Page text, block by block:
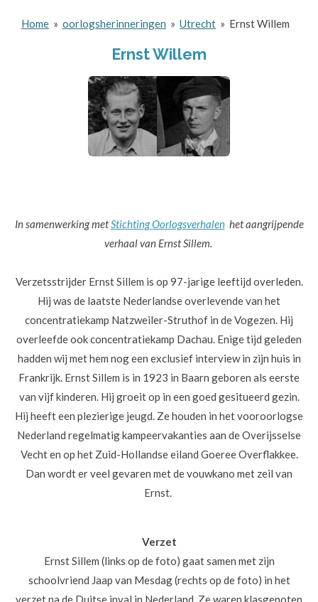
Home » oorlogsherinneringen » Utrecht » Ernst Willem
Ernst Willem
In samenwerking metStichting Oorlogsverhalen het aangrijpende
verhaal van Ernst Sillem.
Verzetsstrijder Ernst Sillem is op 97-jarige leeftijd overleden.
Hij was de laatste Nederlandse overlevende van het
concentratiekamp Natzweiler-Struthof in de Vogezen. Hij
overleefde ook concentratiekamp Dachau. Enige tijd geleden
hadden wij met hem nog een exclusief interview in zijn huis in
Frankrijk. Ernst Sillem is in 1923 in Baarn geboren als eerste
van vijf kinderen. Hij groeit op in een goed gesitueerd gezin.
Hij heeft een plezierige jeugd. Ze houden in het vooroorlogse
Nederland regelmatig kampeervakanties aan de Overijsselse
Vecht en op het Zuid-Hollandse eiland Goeree Overflakkee.
Dan wordt er veel gevaren met de vouwkano met zeil van
Ernst.
Verzet
Ernst Sillem (links op de foto) gaat samen met zijn
schoolvriend Jaap van Mesdag (rechts op de foto) in het
verzet na de Duitse inval in Nederland. Ze waren klasgenoten